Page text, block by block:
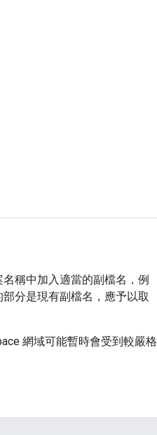
稱中加入適當的副檔名，例
分是現有副檔名，應予以取
網域可能暫時會受到較嚴格